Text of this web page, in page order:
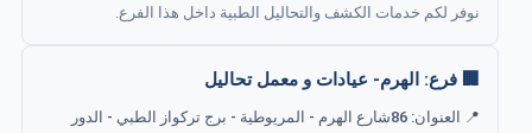
نوفر لكم خدمات الكشف والتحاليل الطبية داخل هذا الفرع.
🏢 فرع: الهرم- عيادات و معمل تحاليل
📍 العنوان: 86شارع الهرم - المريوطية - برج تركواز الطبي - الدور